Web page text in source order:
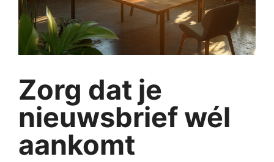
Zorg dat je
nieuwsbrief wél
aankomt